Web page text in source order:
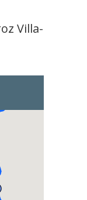
Villa-